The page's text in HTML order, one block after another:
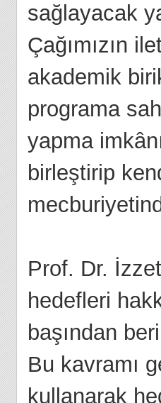
sağlayacak
Çağımızın
akademik
programa
yapma
birleştirip
Prof. Dr.
hedefleri
başından
Bu kavramı
kullanarak